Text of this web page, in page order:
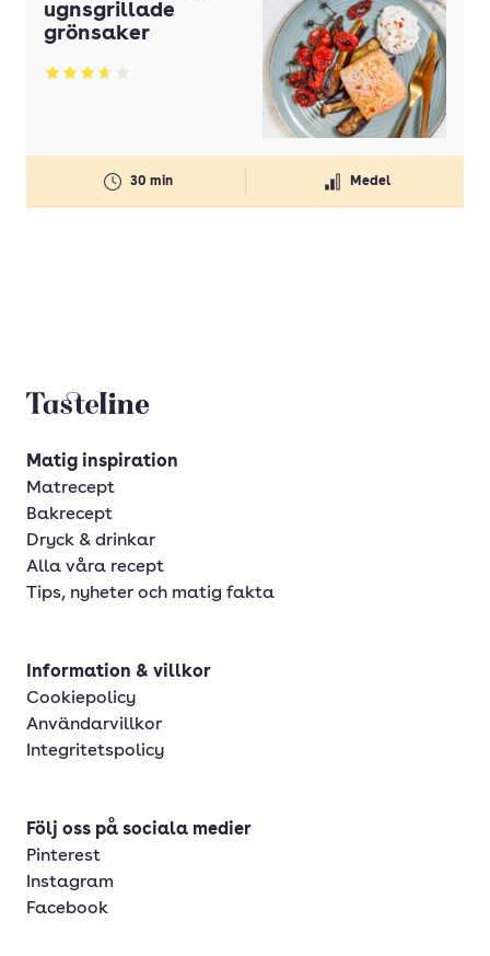
ugnsgrillade
grönsaker
Betyg: 3.63 av 5
30 min Medel
Tasteline startsida
Matig inspiration
Matrecept
Bakrecept
Dryck & drinkar
Alla våra recept
Tips, nyheter och matig fakta
Information & villkor
Cookiepolicy
Användarvillkor
Integritetspolicy
Följ oss på sociala medier
Pinterest
Instagram
Facebook